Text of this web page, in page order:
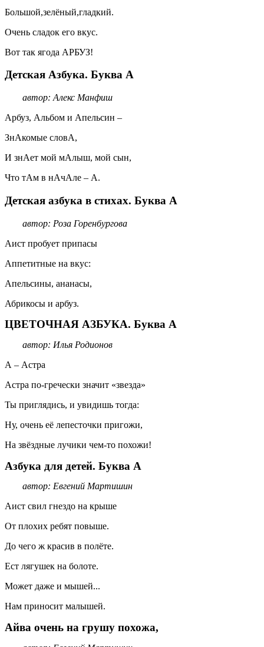
Большой,зелёный,гладкий.
Очень сладок его вкус.
Вот так ягода АРБУЗ!
Детская Азбука. Буква А
автор: Алекс Манфиш
Арбуз, Альбом и Апельсин –
ЗнАкомые словА,
И знАет мой мАлыш, мой сын,
Что тАм в нАчАле – А.
Детская азбука в стихах. Буква А
автор: Роза Горенбургова
Аист пробует припасы
Аппетитные на вкус:
Апельсины, ананасы,
Абрикосы и арбуз.
ЦВЕТОЧНАЯ АЗБУКА. Буква А
автор: Илья Родионов
А – Астра
Астра по-гречески значит «звезда»
Ты приглядись, и увидишь тогда:
Ну, очень её лепесточки пригожи,
На звёздные лучики чем-то похожи!
Азбука для детей. Буква А
автор: Евгений Мартишин
Аист свил гнездо на крыше
От плохих ребят повыше.
До чего ж красив в полёте.
Ест лягушек на болоте.
Может даже и мышей...
Нам приносит малышей.
Айва очень на грушу похожа,